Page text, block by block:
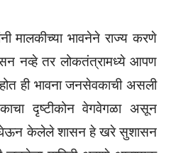
मालकीच्या भावनेने राज्य करणे
नव्हे तर लोकतंत्रामध्ये आपण
ही भावना जनसेवकाची असली
दृष्टीकोन वेगवेगळा असून
केलेले शासन हे खरे सुशासन